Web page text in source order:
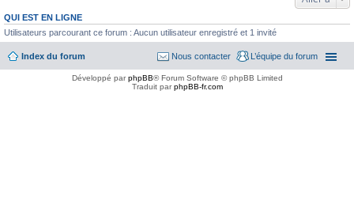
QUI EST EN LIGNE
Utilisateurs parcourant ce forum : Aucun utilisateur enregistré et 1 invité
Index du forum L’équipe du forum
Nous contacter
Développé parphpBB® Forum Software © phpBB Limited
Traduit parphpBB-fr.com